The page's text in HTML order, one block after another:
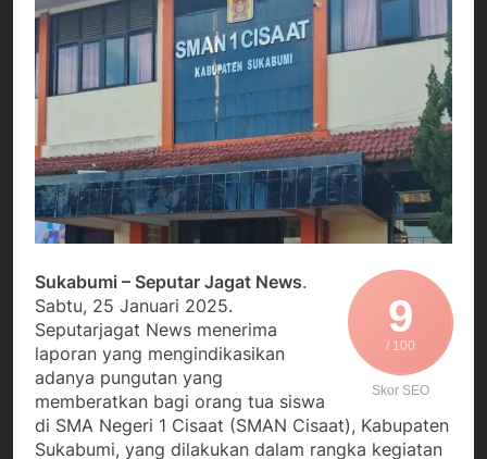
Edaran Disdik Jabar
Nasional TKBM: “Belum
Ada Keputusan Resmi”
Agustus 3, 2026
Menjalin Harmoni di
Tanah Sukaresmi: Kala
Mina Padi, P2L, dan
Gotong Royong
Menggerakkan Ekonomi
Desa
Agustus 3, 2026
Perairan Giligenting
Ditemukan, Polisi
Pastikan Penanganan
Berjalan Sesuai
Prosedur
Agustus 3, 2026
Kapolresta Sumenep
Sambut Kedatangan
Korban Evakuasi KM
Mutiara Sentosa 2 di
Agustus 3, 2026
9
/ 100
Skor SEO
Sukabumi – Seputar Jagat News.
Sabtu, 25 Januari 2025.
Seputarjagat News menerima
laporan yang mengindikasikan
adanya pungutan yang
memberatkan bagi orang tua siswa
di SMA Negeri 1 Cisaat (SMAN Cisaat), Kabupaten
Sukabumi, yang dilakukan dalam rangka kegiatan